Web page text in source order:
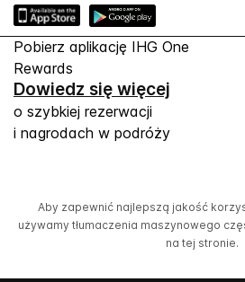
Pobierz aplikację IHG One
Rewards
Dowiedz się więcej
o szybkiej rezerwacji
i nagrodach w podróży
Aby zapewnić najlepszą jakość
używamy tłumaczenia maszynowego
na tej stronie.